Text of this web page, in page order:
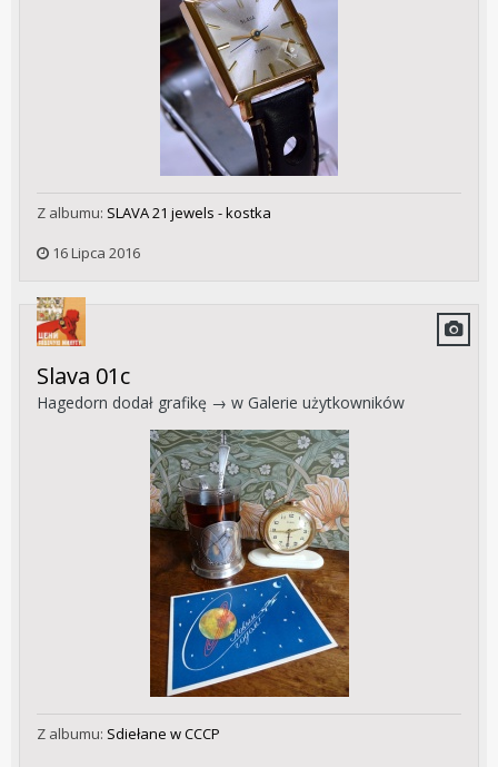
Z albumu: SLAVA 21 jewels - kostka
16 Lipca 2016
Slava 01c
Hagedorn dodał grafikę → w Galerie użytkowników
Z albumu: Sdiełane w CCCP